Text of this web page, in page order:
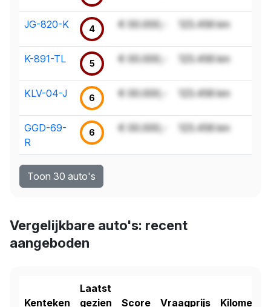
JG-820-K 4 € 00.000,- 123.456 km
K-891-TL 5 € 00.000,- 123.456 km
KLV-04-J 6 € 00.000,- 123.456 km
GGD-69-
R
6 € 00.000,- 123.456 km
Toon 30 auto's
Vergelijkbare auto's: recent
aangeboden
Kenteken
Laatst
gezien
Score Vraagprijs